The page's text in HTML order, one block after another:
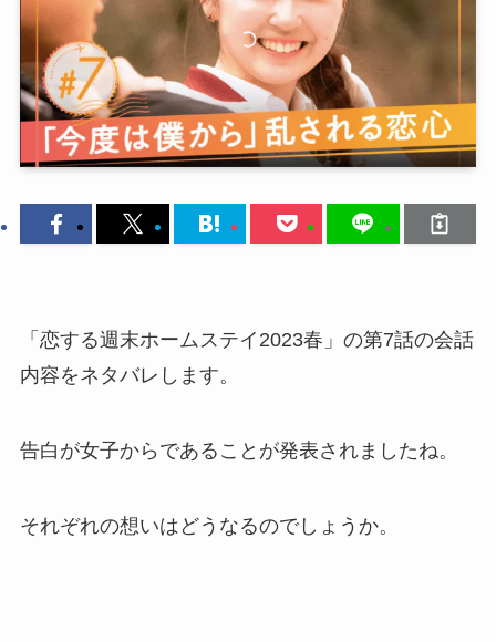
「恋する週末ホームステイ2023春」の第7話の会話
内容をネタバレします。
告白が女子からであることが発表されましたね。
それぞれの想いはどうなるのでしょうか。